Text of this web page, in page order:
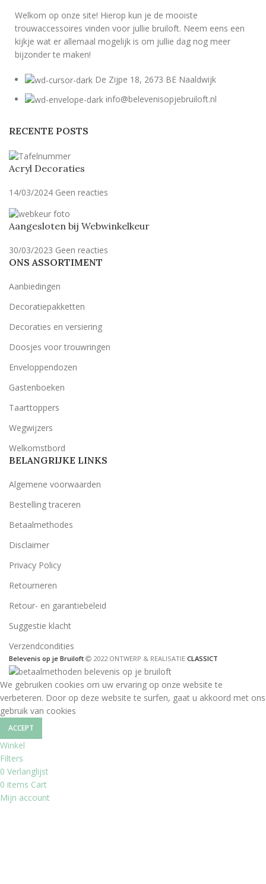
Welkom op onze site! Hierop kun je de mooiste
trouwaccessoires vinden voor jullie bruiloft. Neem eens een
kijkje wat er allemaal mogelijk is om jullie dag nog meer
bijzonder te maken!
De Zijpe 18, 2673 BE Naaldwijk
info@belevenisopjebruiloft.nl
RECENTE POSTS
Acryl Decoraties
14/03/2024 Geen reacties
Aangesloten bij Webwinkelkeur
30/03/2023 Geen reacties
ONS ASSORTIMENT
Aanbiedingen
Decoratiepakketten
Decoraties en versiering
Doosjes voor trouwringen
Enveloppendozen
Gastenboeken
Taarttoppers
Wegwijzers
Welkomstbord
BELANGRIJKE LINKS
Algemene voorwaarden
Bestelling traceren
Betaalmethodes
Disclaimer
Privacy Policy
Retourneren
Retour- en garantiebeleid
Suggestie klacht
Verzendcondities
Belevenis op je Bruiloft 2022 ONTWERP & REALISATIE CLASSICT
We gebruiken cookies om uw ervaring op onze website te
verbeteren. Door op deze website te surfen, gaat u akkoord met ons
gebruik van cookies
ACCEPT
Winkel
Filters
0 Verlanglijst
0 items Cart
Mijn account